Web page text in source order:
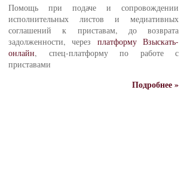
Помощь при подаче и сопровождении
исполнительных листов и медиативных
соглашений к приставам, до возврата
задолженности, через платформу Взыскать-
онлайн, спец-платформу по работе с
приставами
Подробнее »